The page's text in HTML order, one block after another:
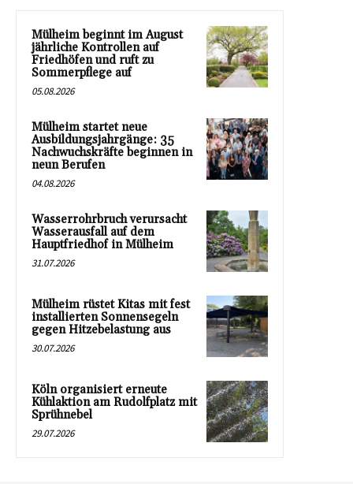
Mülheim beginnt im August
jährliche Kontrollen auf
Friedhöfen und ruft zu
Sommerpflege auf
05.08.2026
Mülheim startet neue
Ausbildungsjahrgänge: 35
Nachwuchskräfte beginnen in
neun Berufen
04.08.2026
Wasserrohrbruch verursacht
Wasserausfall auf dem
Hauptfriedhof in Mülheim
31.07.2026
Mülheim rüstet Kitas mit fest
installierten Sonnensegeln
gegen Hitzebelastung aus
30.07.2026
Köln organisiert erneute
Kühlaktion am Rudolfplatz mit
Sprühnebel
29.07.2026